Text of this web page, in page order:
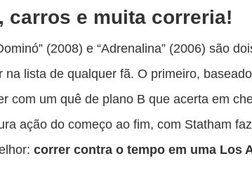
carros e muita correria!
(2008) e “Adrenalina” (2006) são
na lista de qualquer fã. O primeiro,
com um quê de plano B que acerta em
ação do começo ao fim, com Statham
correr contra o tempo em uma Los